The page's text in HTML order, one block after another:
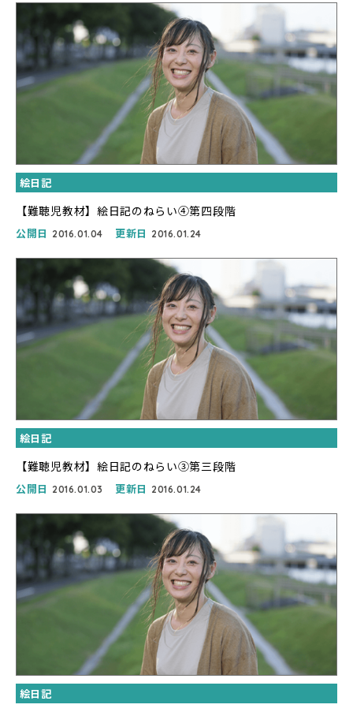
絵日記
【難聴児教材】絵日記のねらい④第四段階
公開日 2016.01.04 更新日 2016.01.24
絵日記
【難聴児教材】絵日記のねらい③第三段階
公開日 2016.01.03 更新日 2016.01.24
絵日記